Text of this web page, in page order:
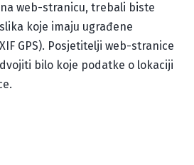
web-stranicu, trebali biste
koje imaju ugrađene
GPS). Posjetitelji web-stranice
bilo koje podatke o lokaciji